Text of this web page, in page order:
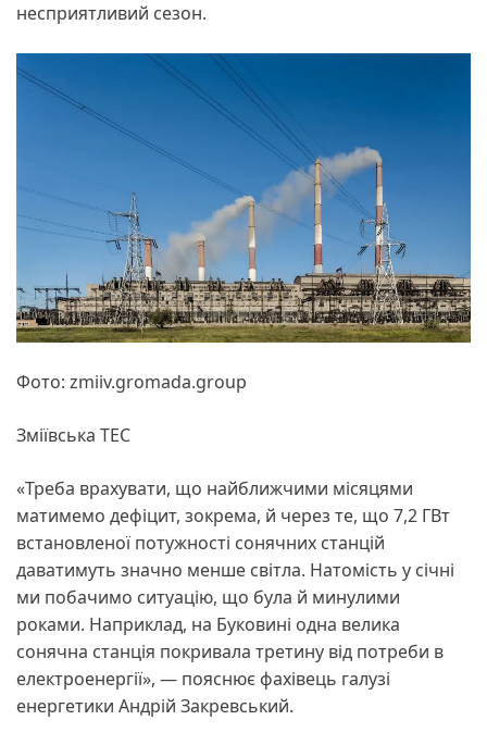
несприятливий сезон.
Фото: zmiiv.gromada.group
Зміївська ТЕС
«Треба врахувати, що найближчими місяцями
матимемо дефіцит, зокрема, й через те, що 7,2 ГВт
встановленої потужності сонячних станцій
даватимуть значно менше світла. Натомість у січні
ми побачимо ситуацію, що була й минулими
роками. Наприклад, на Буковині одна велика
сонячна станція покривала третину від потреби в
електроенергії», — пояснює фахівець галузі
енергетики Андрій Закревський.